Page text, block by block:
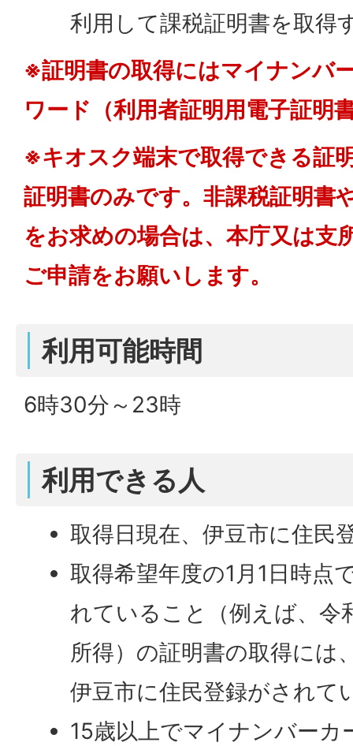
利用して課税証明書を取得
※証明書の取得にはマイナンバ
ワード（利用者証明用電子証明
※キオスク端末で取得できる証
証明書のみです。非課税証明書
をお求めの場合は、本庁又は支
ご申請をお願いします。
利用可能時間
6時30分～23時
利用できる人
取得日現在、伊豆市に住民
取得希望年度の1月1日時点
れていること（例えば、令
所得）の証明書の取得には
伊豆市に住民登録がされて
15歳以上でマイナンバー